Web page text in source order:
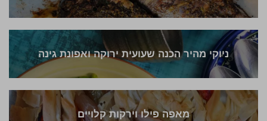
ניוקי מהיר הכנה שעועית ירוקה ואפונת גינה
מאפה פילו וירקות קלויים